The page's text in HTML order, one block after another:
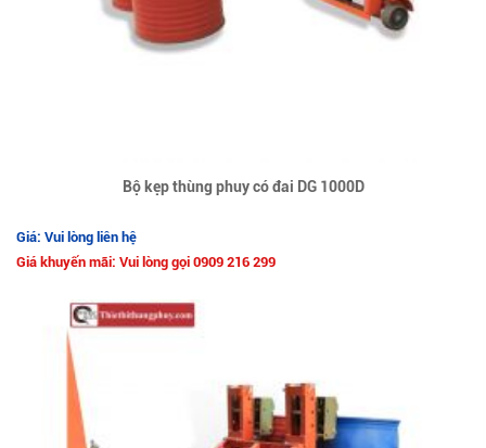
Bộ kẹp thùng phuy có đai DG 1000D
Giá: Vui lòng liên hệ
Giá khuyến mãi: Vui lòng gọi 0909 216 299